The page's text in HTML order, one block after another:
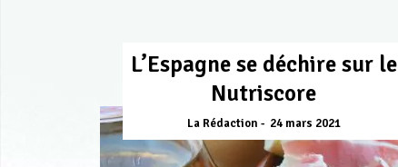
L’Espagne se déchire sur le
Nutriscore
La Rédaction 24 mars 2021